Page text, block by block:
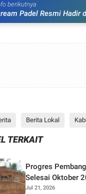
berikutnya
Padel Resmi Hadir
Berita Lokal
TERKAIT
Progres
Selesai Oktober
Jul 21, 2026